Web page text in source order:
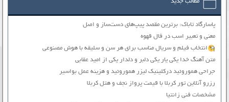
مطالب جدید
پاسارگاد تاباک: برترین مقصد پیپ‌های دست‌ساز و اصل
معنی و تعبیر اسب در فال قهوه
انتخاب فیلم و سریال مناسب برای هر سن و سلیقه با هوش مصنوعی
متن آهنگ خدا یکی یار یکی دلبر و دلدار یکی از امید عقابی
جراحی هموروئید درکلینیک لیزر هموروئید و هزینه عمل بواسیر
رزرو آنلاین تور کربلا با قیمت پرواز نجف و هتل کربلا
مشخصات فنی زانتیا